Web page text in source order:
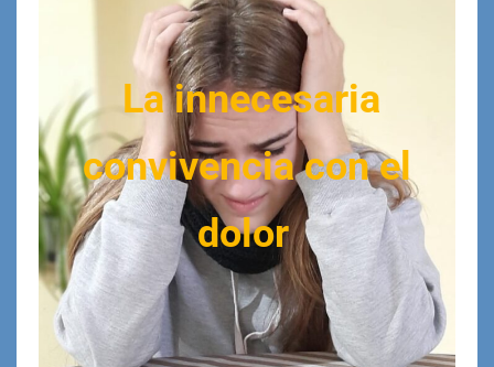
La innecesaria
convivencia con el
dolor